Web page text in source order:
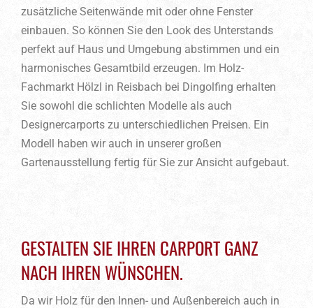
zusätzliche Seitenwände mit oder ohne Fenster
einbauen. So können Sie den Look des Unterstands
perfekt auf Haus und Umgebung abstimmen und ein
harmonisches Gesamtbild erzeugen. Im Holz-
Fachmarkt Hölzl in Reisbach bei Dingolfing erhalten
Sie sowohl die schlichten Modelle als auch
Designercarports zu unterschiedlichen Preisen. Ein
Modell haben wir auch in unserer großen
Gartenausstellung fertig für Sie zur Ansicht aufgebaut.
GESTALTEN SIE IHREN CARPORT GANZ
NACH IHREN WÜNSCHEN.
Da wir Holz für den Innen- und Außenbereich auch in